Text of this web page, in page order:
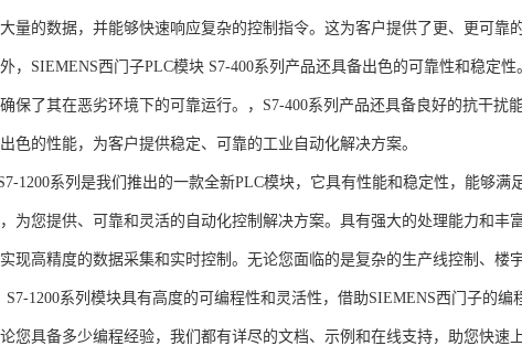
量的数据，并能够快速响应复杂的控制指令。这为客户提供了更、更可靠
，SIEMENS西门子PLC模块 S7-400系列产品还具备出色的可靠性和稳定
保了其在恶劣环境下的可靠运行。，S7-400系列产品还具备良好的抗干扰
色的性能，为客户提供稳定、可靠的工业自动化解决方案。
系列是我们推出的一款全新PLC模块，它具有性能和稳定性，能够满
为您提供、可靠和灵活的自动化控制解决方案。具有强大的处理能力和丰
现高精度的数据采集和实时控制。无论您面临的是复杂的生产线控制、楼
S7-1200系列模块具有高度的可编程性和灵活性，借助SIEMENS西门子的
您具备多少编程经验，我们都有详尽的文档、示例和在线支持，助您快速